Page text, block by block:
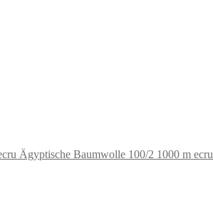
Ägyptische Baumwolle 100/2 1000 m ecru